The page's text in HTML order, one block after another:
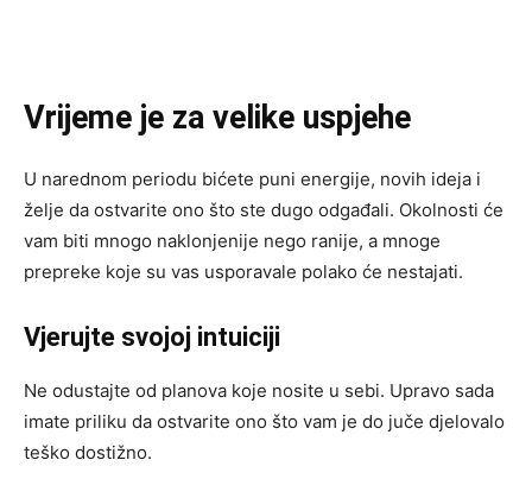
Vrijeme je za velike uspjehe
U narednom periodu bićete puni energije, novih ideja i
želje da ostvarite ono što ste dugo odgađali. Okolnosti će
vam biti mnogo naklonjenije nego ranije, a mnoge
prepreke koje su vas usporavale polako će nestajati.
Vjerujte svojoj intuiciji
Ne odustajte od planova koje nosite u sebi. Upravo sada
imate priliku da ostvarite ono što vam je do juče djelovalo
teško dostižno.